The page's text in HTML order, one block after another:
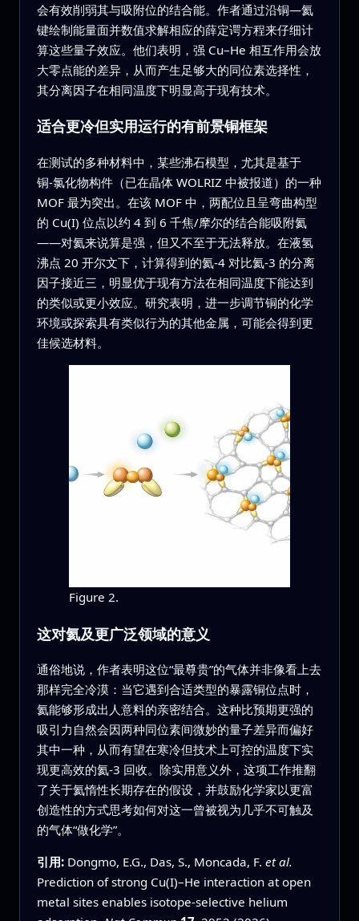
会有效削弱其与吸附位的结合能。作者通过沿铜—氦
键绘制能量面并数值求解相应的薛定谔方程来仔细计
算这些量子效应。他们表明，强 Cu–He 相互作用会放
大零点能的差异，从而产生足够大的同位素选择性，
其分离因子在相同温度下明显高于现有技术。
适合更冷但实用运行的有前景铜框架
在测试的多种材料中，某些沸石模型，尤其是基于
铜‑氯化物构件（已在晶体 WOLRIZ 中被报道）的一种
MOF 最为突出。在该 MOF 中，两配位且呈弯曲构型
的 Cu(I) 位点以约 4 到 6 千焦/摩尔的结合能吸附氦
——对氦来说算是强，但又不至于无法释放。在液氢
沸点 20 开尔文下，计算得到的氦‑4 对比氦‑3 的分离
因子接近三，明显优于现有方法在相同温度下能达到
的类似或更小效应。研究表明，进一步调节铜的化学
环境或探索具有类似行为的其他金属，可能会得到更
佳候选材料。
Figure 2.
这对氦及更广泛领域的意义
通俗地说，作者表明这位“最尊贵”的气体并非像看上去
那样完全冷漠：当它遇到合适类型的暴露铜位点时，
氦能够形成出人意料的亲密结合。这种比预期更强的
吸引力自然会因两种同位素间微妙的量子差异而偏好
其中一种，从而有望在寒冷但技术上可控的温度下实
现更高效的氦‑3 回收。除实用意义外，这项工作推翻
了关于氦惰性长期存在的假设，并鼓励化学家以更富
创造性的方式思考如何对这一曾被视为几乎不可触及
的气体“做化学”。
引用: Dongmo, E.G., Das, S., Moncada, F. et al.
Prediction of strong Cu(I)–He interaction at open
metal sites enables isotope-selective helium